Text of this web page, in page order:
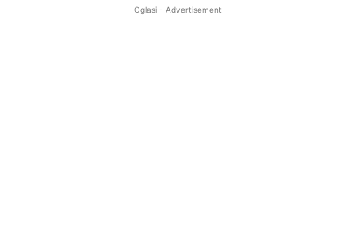
Oglasi - Advertisement